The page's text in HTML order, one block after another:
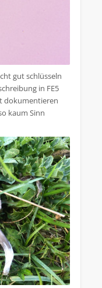
gut schlüsseln
in FE5
dokumentieren
kaum Sinn